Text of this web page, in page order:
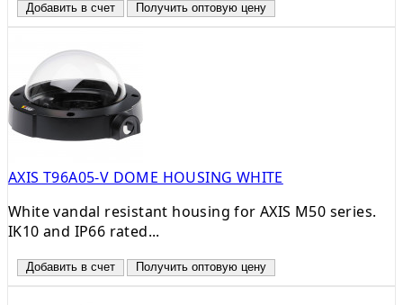
Добавить в счет Получить оптовую цену
AXIS T96A05-V DOME HOUSING WHITE
White vandal resistant housing for AXIS M50 series.
IK10 and IP66 rated...
Добавить в счет Получить оптовую цену